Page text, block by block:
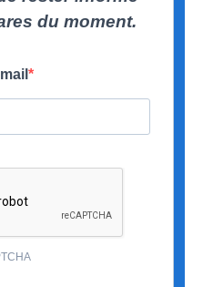
du moment.